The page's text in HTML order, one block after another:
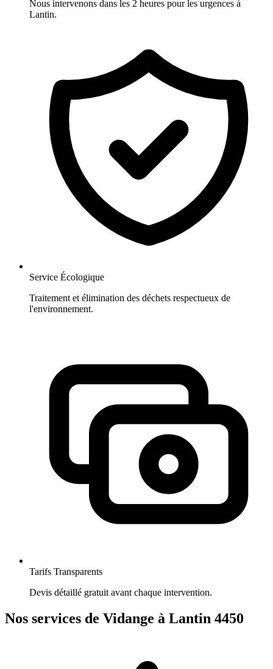
Nous intervenons dans les 2 heures pour les urgences à
Lantin.
Service Écologique
Traitement et élimination des déchets respectueux de
l'environnement.
Tarifs Transparents
Devis détaillé gratuit avant chaque intervention.
Nos services de Vidange à Lantin 4450